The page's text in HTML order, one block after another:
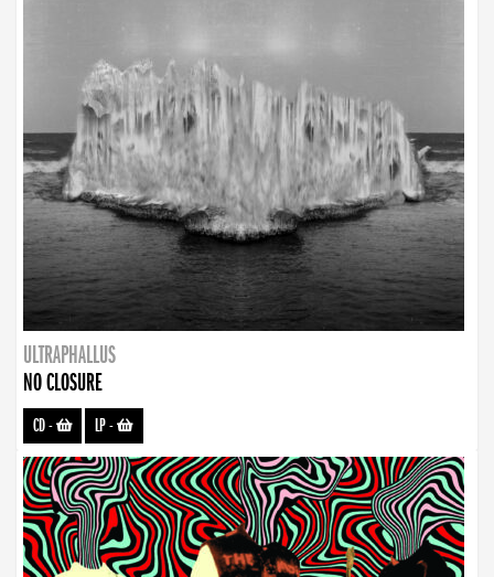
ULTRAPHALLUS
NO CLOSURE
CD- LP-